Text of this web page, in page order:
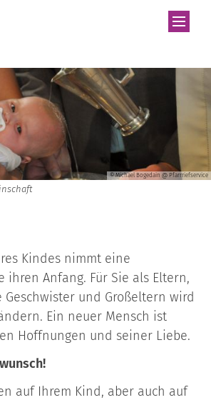
© Michael Bogedain @ Pfarrriefservice
Kindes nimmt eine
ihren Anfang. Für Sie als Eltern,
und Großeltern wird
Ein neuer Mensch ist
Hoffnungen und seiner Liebe.
auf Ihrem Kind, aber auch auf